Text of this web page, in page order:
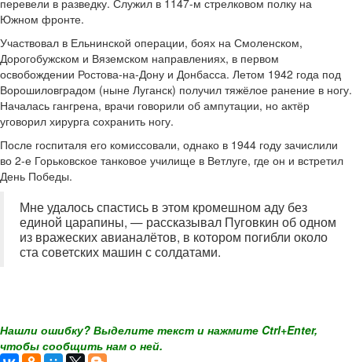
перевели в разведку. Служил в 1147-м стрелковом полку на
Южном фронте.
Участвовал в Ельнинской операции, боях на Смоленском,
Дорогобужском и Вяземском направлениях, в первом
освобождении Ростова-на-Дону и Донбасса. Летом 1942 года под
Ворошиловградом (ныне Луганск) получил тяжёлое ранение в ногу.
Началась гангрена, врачи говорили об ампутации, но актёр
уговорил хирурга сохранить ногу.
После госпиталя его комиссовали, однако в 1944 году зачислили
во 2-е Горьковское танковое училище в Ветлуге, где он и встретил
День Победы.
Мне удалось спастись в этом кромешном аду без
единой царапины, — рассказывал Пуговкин об одном
из вражеских авианалётов, в котором погибли около
ста советских машин с солдатами.
Нашли ошибку? Выделите текст и нажмите Ctrl+Enter,
чтобы сообщить нам о ней.